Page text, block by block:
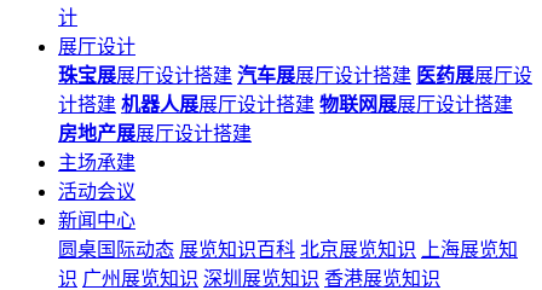
计
展厅设计
珠宝展展厅设计搭建 汽车展展厅设计搭建 医药展展厅设
计搭建 机器人展展厅设计搭建 物联网展展厅设计搭建
房地产展展厅设计搭建
主场承建
活动会议
新闻中心
圆桌国际动态 展览知识百科 北京展览知识
上海展览知
识 广州展览知识 深圳展览知识 香港展览知识